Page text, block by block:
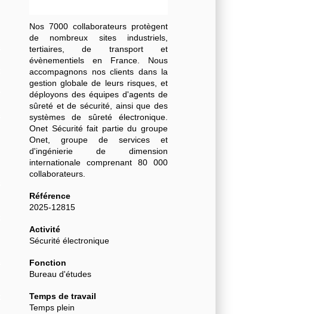
Nos 7000 collaborateurs protègent
de nombreux sites industriels,
tertiaires, de transport et
évènementiels en France. Nous
accompagnons nos clients dans la
gestion globale de leurs risques, et
déployons des équipes d'agents de
sûreté et de sécurité, ainsi que des
systèmes de sûreté électronique.
Onet Sécurité fait partie du groupe
Onet, groupe de services et
d'ingénierie de dimension
internationale comprenant 80 000
collaborateurs.
Référence
2025-12815
Activité
Sécurité électronique
Fonction
Bureau d'études
Temps de travail
Temps plein